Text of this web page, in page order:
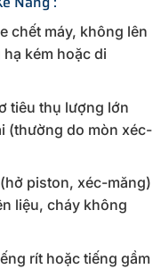
chết máy, không lên
kém hoặc di
tiêu thụ lượng lớn
(thường do mòn xéc-
piston, xéc-măng)
liệu, cháy không
rít hoặc tiếng gầm